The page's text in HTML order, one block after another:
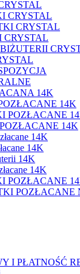
CRYSTAL
CRYSTAL
CRYSTAL
14K
14K
POZŁACANE
14K
14K
14K
14K
14K
POZŁACANE
POZŁACANE
I PŁATNOŚĆ